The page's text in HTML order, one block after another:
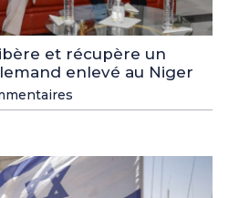
et récupère un
enlevé au Niger